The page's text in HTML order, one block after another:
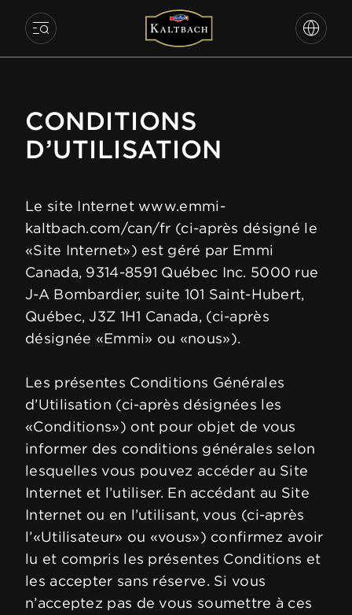
CONDITIONS
D’UTILISATION
Le site Internet www.emmi-
kaltbach.com/can/fr (ci-après désigné le
«Site Internet») est géré par Emmi
Canada, 9314-8591 Québec Inc. 5000 rue
J-A Bombardier, suite 101 Saint-Hubert,
Québec, J3Z 1H1 Canada, (ci-après
désignée «Emmi» ou «nous»).
Les présentes Conditions Générales
d’Utilisation (ci-après désignées les
«Conditions») ont pour objet de vous
informer des conditions générales selon
lesquelles vous pouvez accéder au Site
Internet et l’utiliser. En accédant au Site
Internet ou en l’utilisant, vous (ci-après
l’«Utilisateur» ou «vous») confirmez avoir
lu et compris les présentes Conditions et
les accepter sans réserve. Si vous
n’acceptez pas de vous soumettre à ces